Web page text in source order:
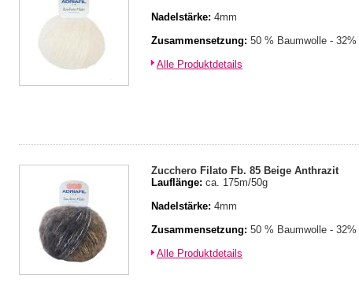
Nadelstärke: 4mm
Zusammensetzung: 50 % Baumwolle -
Alle Produktdetails
Zucchero Filato Fb. 85 Beige Anthrazit
Lauflänge: ca. 175m/50g
Nadelstärke: 4mm
Zusammensetzung: 50 % Baumwolle -
Alle Produktdetails